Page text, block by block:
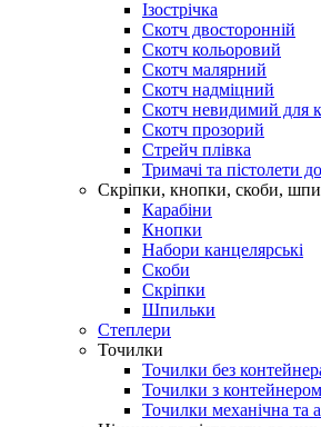
Ізострічка
Скотч двосторонній
Скотч кольоровий
Скотч малярний
Скотч надміцний
Скотч невидимий для
Скотч прозорий
Стрейч плівка
Тримачі та пістолети
Скріпки, кнопки, скоби,
Карабіни
Кнопки
Набори канцелярські
Скоби
Скріпки
Шпильки
Степлери
Точилки
Точилки без
Точилки з контейнером
Точилки механічна та